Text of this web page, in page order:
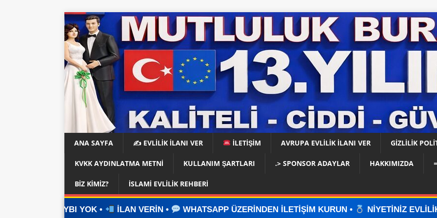
ANA SAYFA ✍️ EVLİLİK İLANI VER İLETİŞİM AVRUPA EVLİLİK İLANI VER GIZLILIK
KVKK AYDINLATMA METNI KULLANIM ŞARTLARI .> SPONSOR ADAYLAR HAKKIMIZDA
BIZ KIMIZ? İSLAMI EVLILIK REHBERI
İLAN VERİN • WHATSAPP ÜZERİNDEN İLETİŞİM KURUN • NİYETİNİZ EVLİLİKSE, DOĞRU